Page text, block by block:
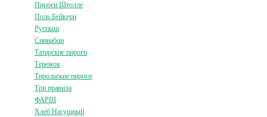
Пироги Штолле
Поль Бейкери
Руспыш
Синнабон
Татарские пироги
Теремок
Тирольские пироги
Три правила
ФАРШ
Хлеб Насущный